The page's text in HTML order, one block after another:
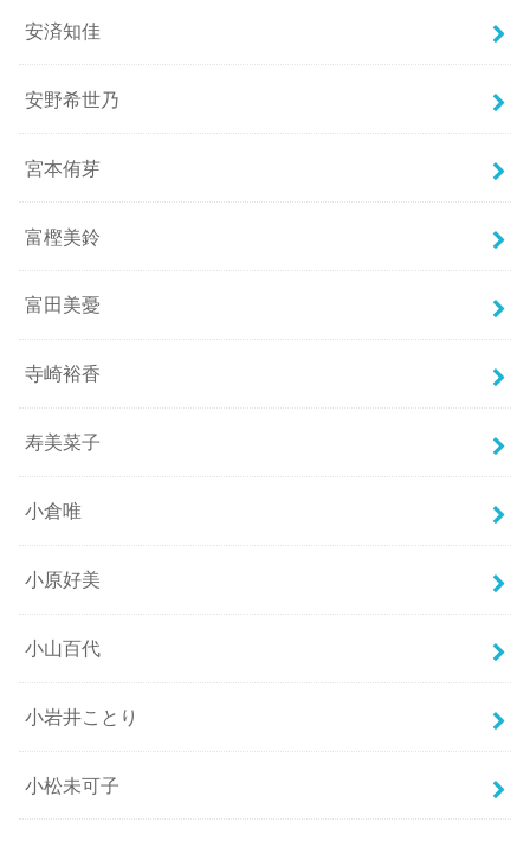
安済知佳
安野希世乃
宮本侑芽
富樫美鈴
富田美憂
寺崎裕香
寿美菜子
小倉唯
小原好美
小山百代
小岩井ことり
小松未可子